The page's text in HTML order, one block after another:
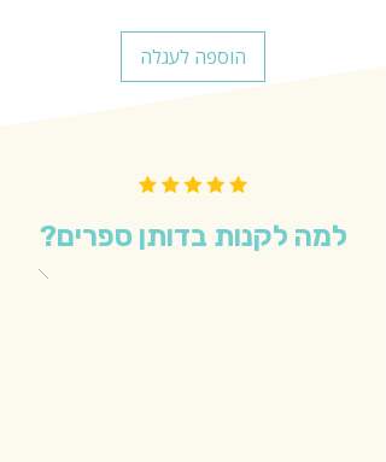
הוספה לעגלה
למה לקנות בדותן ספרים?